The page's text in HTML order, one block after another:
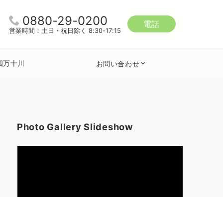
0880-29-0200
営業時間：土日・祝日除く 8:30-17:15
電話
万十川 お問い合わせ
Photo Gallery Slideshow